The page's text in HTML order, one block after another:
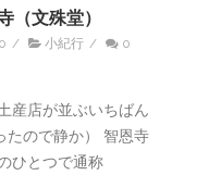
（文殊堂）
/ 小紀行 /
0
産店が並ぶいちばん
たので静か） 智恩寺
ひとつで通称